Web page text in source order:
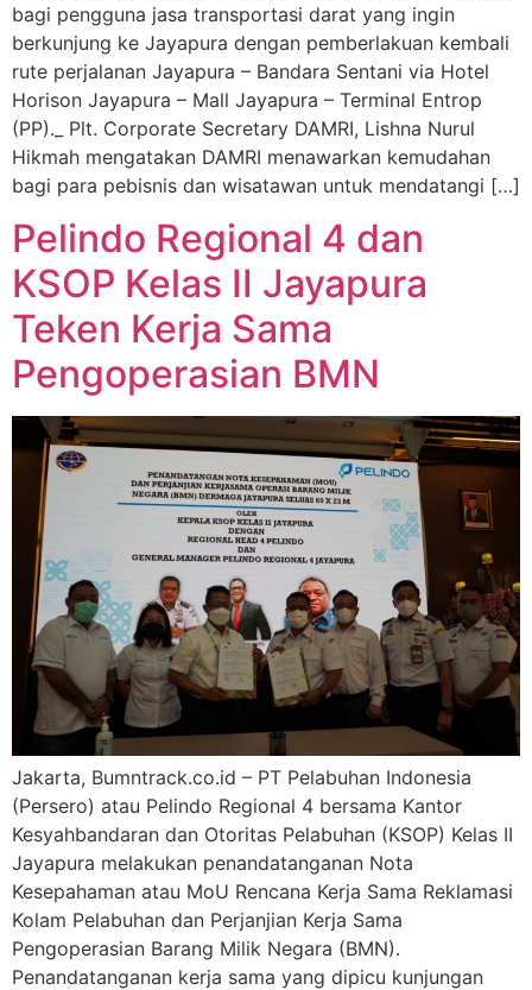
bagi pengguna jasa transportasi darat yang ingin
berkunjung ke Jayapura dengan pemberlakuan kembali
rute perjalanan Jayapura – Bandara Sentani via Hotel
Horison Jayapura – Mall Jayapura – Terminal Entrop
(PP)._ Plt. Corporate Secretary DAMRI, Lishna Nurul
Hikmah mengatakan DAMRI menawarkan kemudahan
bagi para pebisnis dan wisatawan untuk mendatangi […]
Pelindo Regional 4 dan
KSOP Kelas II Jayapura
Teken Kerja Sama
Pengoperasian BMN
Jakarta, Bumntrack.co.id – PT Pelabuhan Indonesia
(Persero) atau Pelindo Regional 4 bersama Kantor
Kesyahbandaran dan Otoritas Pelabuhan (KSOP) Kelas II
Jayapura melakukan penandatanganan Nota
Kesepahaman atau MoU Rencana Kerja Sama Reklamasi
Kolam Pelabuhan dan Perjanjian Kerja Sama
Pengoperasian Barang Milik Negara (BMN).
Penandatanganan kerja sama yang dipicu kunjungan